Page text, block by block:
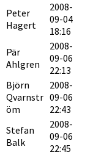
Peter
Hagert
2008-
09-04
18:16
Pär
Ahlgren
2008-
09-06
22:13
Björn
Qvarnstr
öm
2008-
09-06
22:43
Stefan
Balk
2008-
09-06
22:45